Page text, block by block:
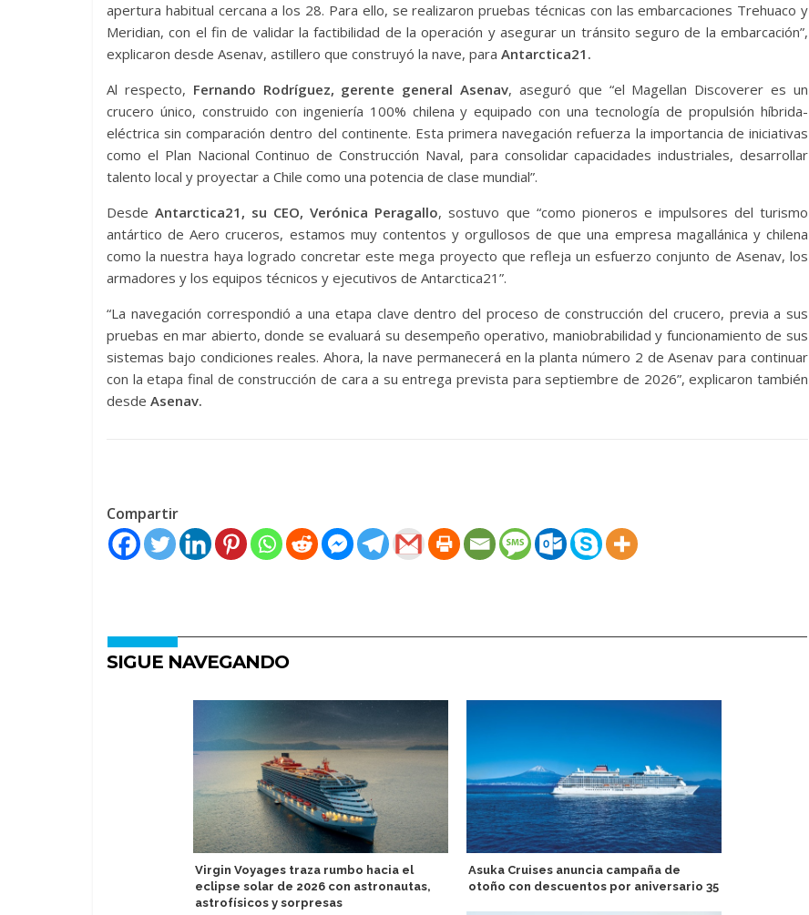
apertura habitual cercana a los 28. Para ello, se realizaron pruebas técnicas con las embarcaciones Trehuaco y
Meridian, con el fin de validar la factibilidad de la operación y asegurar un tránsito seguro de la embarcación”,
explicaron desde Asenav, astillero que construyó la nave, para Antarctica21.
Al respecto, Fernando Rodríguez, gerente general Asenav, aseguró que “el Magellan Discoverer es un
crucero único, construido con ingeniería 100% chilena y equipado con una tecnología de propulsión híbrida-
eléctrica sin comparación dentro del continente. Esta primera navegación refuerza la importancia de iniciativas
como el Plan Nacional Continuo de Construcción Naval, para consolidar capacidades industriales, desarrollar
talento local y proyectar a Chile como una potencia de clase mundial”.
DesdeAntarctica21, su CEO, Verónica Peragallo, sostuvo que “como pioneros e impulsores del turismo
antártico de Aero cruceros, estamos muy contentos y orgullosos de que una empresa magallánica y chilena
como la nuestra haya logrado concretar este mega proyecto que refleja un esfuerzo conjunto de Asenav, los
armadores y los equipos técnicos y ejecutivos de Antarctica21”.
“La navegación correspondió a una etapa clave dentro del proceso de construcción del crucero, previa a sus
pruebas en mar abierto, donde se evaluará su desempeño operativo, maniobrabilidad y funcionamiento de sus
sistemas bajo condiciones reales. Ahora, la nave permanecerá en la planta número 2 de Asenav para continuar
con la etapa final de construcción de cara a su entrega prevista para septiembre de 2026”, explicaron también
desde Asenav.
Compartir
SIGUE NAVEGANDO
Virgin Voyages traza rumbo hacia el
eclipse solar de 2026 con astronautas,
astrofísicos y sorpresas
Asuka Cruises anuncia campaña de
otoño con descuentos por aniversario 35